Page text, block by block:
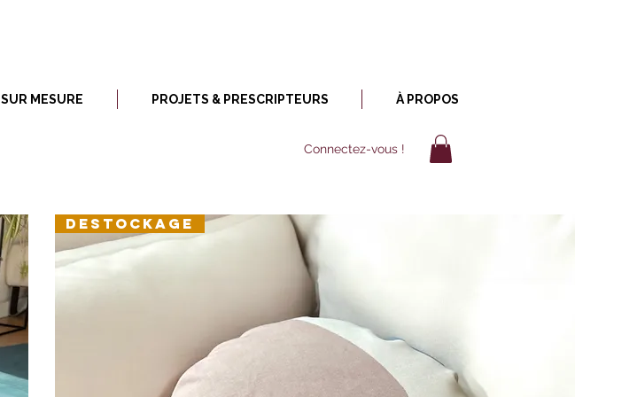
SUR MESURE PROJETS & PRESCRIPTEURS À PROPOS
Connectez-vous !
DESTOCKAGE